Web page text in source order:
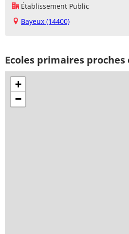
Établissement Public
Bayeux (14400)
Ecoles primaires proches
+
−